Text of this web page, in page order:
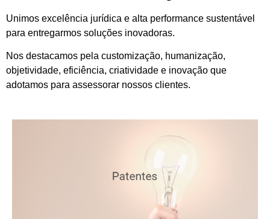
Unimos excelência jurídica e alta performance sustentável
para entregarmos soluções inovadoras.
Nos destacamos pela customização, humanização,
objetividade, eficiência, criatividade e inovação que
adotamos para assessorar nossos clientes.